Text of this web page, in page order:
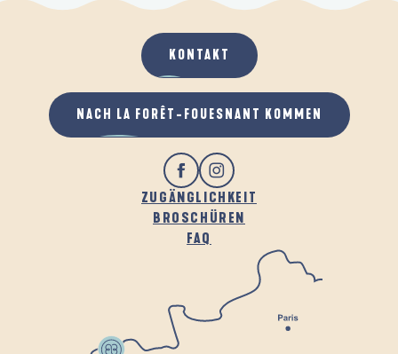
ZUGÄNGLICHKEIT
BROSCHÜREN
FAQ
KONTAKT
NACH LA FORÊT-FOUESNANT KOMMEN